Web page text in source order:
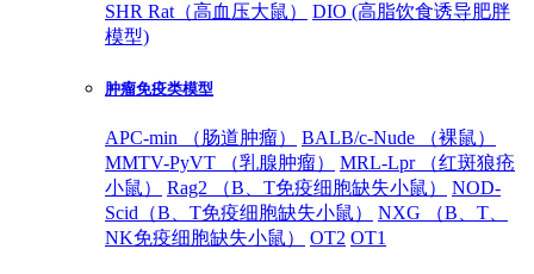
SHR Rat（高血压大鼠）
DIO (高脂饮食诱导肥胖
模型)
肿瘤免疫类模型
APC-min （肠道肿瘤）
BALB/c-Nude （裸鼠）
MMTV-PyVT （乳腺肿瘤）
MRL-Lpr （红斑狼疮
小鼠）
Rag2 （B、T免疫细胞缺失小鼠）
NOD-
Scid（B、T免疫细胞缺失小鼠）
NXG （B、T、
NK免疫细胞缺失小鼠）
OT2 OT1